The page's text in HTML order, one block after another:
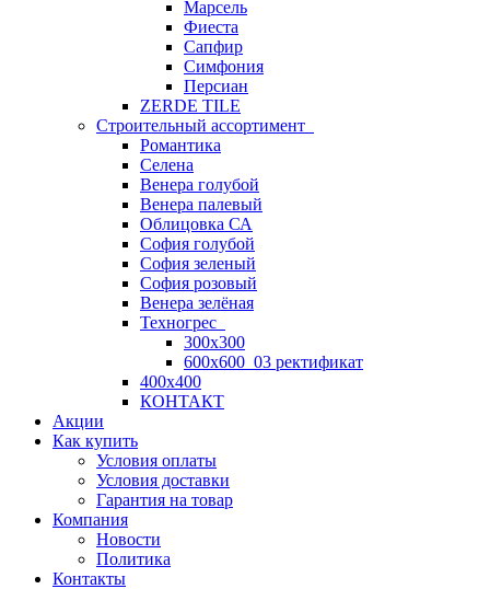
Марсель
Фиеста
Сапфир
Симфония
Персиан
ZERDE TILE
Строительный ассортимент
Романтика
Селена
Венера голубой
Венера палевый
Облицовка СА
София голубой
София зеленый
София розовый
Венера зелёная
Техногрес
300х300
600х600_03 ректификат
400х400
КОНТАКТ
Акции
Как купить
Условия оплаты
Условия доставки
Гарантия на товар
Компания
Новости
Политика
Контакты